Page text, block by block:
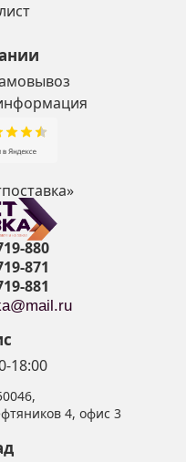
880
871
881
18:00
,
4, офис 3